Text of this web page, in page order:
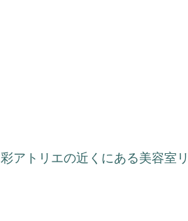
彩アトリエの近くにある美容室